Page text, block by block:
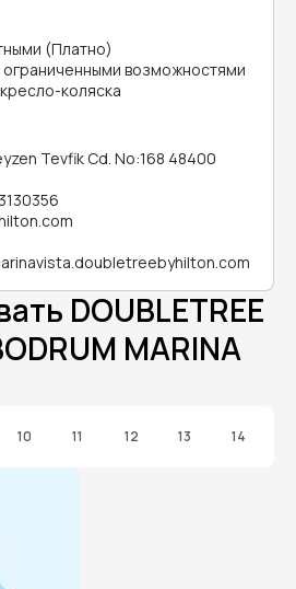
(Платно)
возможностями
коляска
Tevfik Cd. No:168 48400
DOUBLETREE
MARINA
10 11 12 13 14